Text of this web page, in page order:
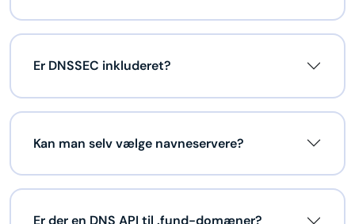
Er DNSSEC inkluderet?
Kan man selv vælge navneservere?